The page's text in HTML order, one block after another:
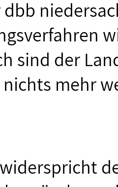
sind der
mehr